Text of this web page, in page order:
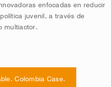
enfocadas en reducir
juvenil, a través de
multiactor.
Colombia Case.